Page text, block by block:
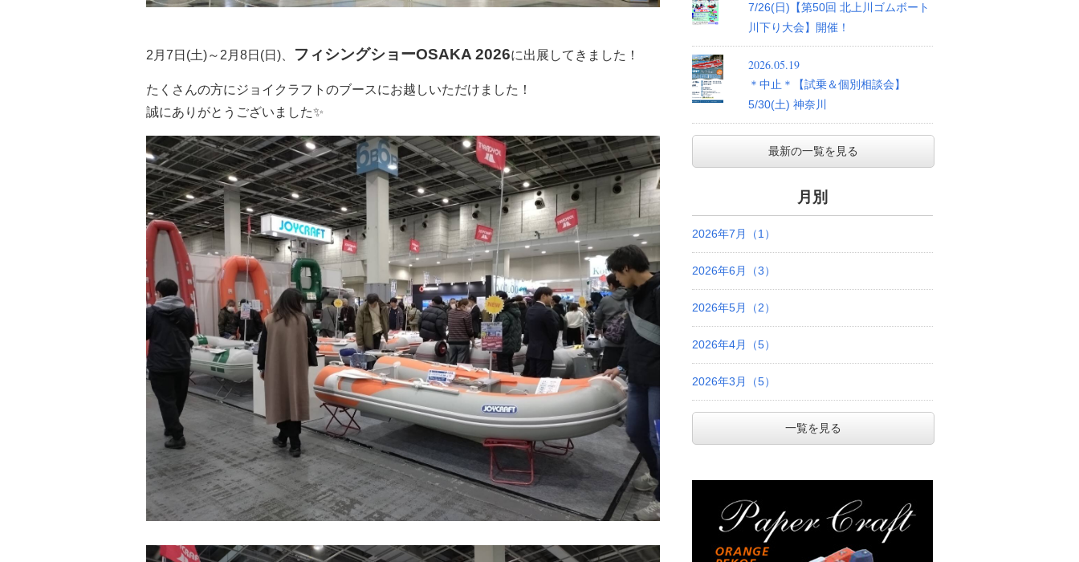
2月7日(土)～2月8日(日)、 フィシングショーOSAKA 2026に出展してきました！
たくさんの方にジョイクラフトのブースにお越しいただけました！
誠にありがとうございました✨
7/26(日)【第50回 北上川ゴムボート
川下り大会】開催！
2026.05.19
＊中止＊【試乗＆個別相談会】
5/30(土) 神奈川
最新の一覧を見る
月別
2026年7月（1）
2026年6月（3）
2026年5月（2）
2026年4月（5）
2026年3月（5）
一覧を見る